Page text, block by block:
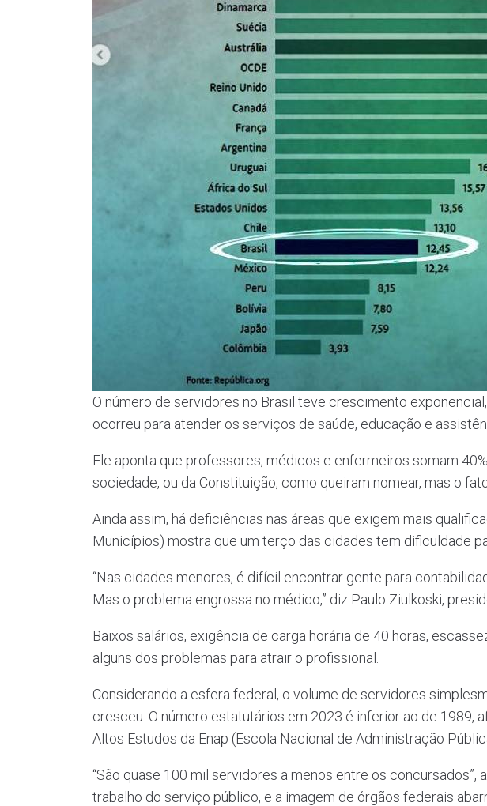
O número de servidores no Brasil teve crescimento
ocorreu para atender os serviços de saúde, educação e
Ele aponta que professores, médicos e enfermeiros somam
sociedade, ou da Constituição, como queiram nomear, mas o
Ainda assim, há deficiências nas áreas que exigem mais
Municípios) mostra que um terço das cidades tem dificuldade
“Nas cidades menores, é difícil encontrar gente para
Mas o problema engrossa no médico,” diz Paulo Ziulkoski,
Baixos salários, exigência de carga horária de 40 horas,
alguns dos problemas para atrair o profissional.
Considerando a esfera federal, o volume de servidores
cresceu. O número estatutários em 2023 é inferior ao de 1989,
Altos Estudos da Enap (Escola Nacional de Administração
“São quase 100 mil servidores a menos entre os concursados”,
trabalho do serviço público, e a imagem de órgãos federais